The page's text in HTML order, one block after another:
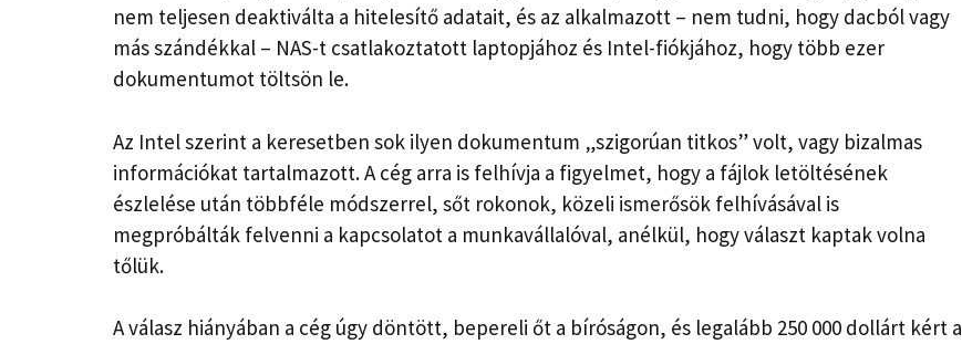
nem teljesen deaktiválta a hitelesítő adatait, és az alkalmazott – nem tudni, hogy dacból vagy
más szándékkal – NAS-t csatlakoztatott laptopjához és Intel-fiókjához, hogy több ezer
dokumentumot töltsön le.
Az Intel szerint a keresetben sok ilyen dokumentum „szigorúan titkos” volt, vagy bizalmas
információkat tartalmazott. A cég arra is felhívja a figyelmet, hogy a fájlok letöltésének
észlelése után többféle módszerrel, sőt rokonok, közeli ismerősök felhívásával is
megpróbálták felvenni a kapcsolatot a munkavállalóval, anélkül, hogy választ kaptak volna
tőlük.
A válasz hiányában a cég úgy döntött, bepereli őt a bíróságon, és legalább 250 000 dollárt kért a